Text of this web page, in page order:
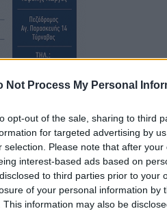
Not Process My Personal
opt-out of the sale, sharing to third
for targeted advertising by
selection. Please note that after
interest-based ads based on
to third parties prior to your
of your personal information by
This information may also be
σημαντική είδηση του
is.com
Πηγές της Google
, ώστε να
ειδήσεις μας στο Google Discover.
του Paidis.com